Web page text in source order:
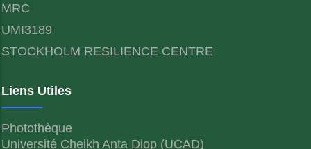
MRC
UMI3189
STOCKHOLM RESILIENCE CENTRE
Liens Utiles
Photothèque
Université Cheikh Anta Diop (UCAD)